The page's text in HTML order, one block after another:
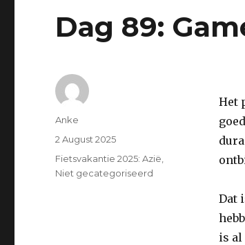
Dag 89:
Het
Dat
is al
Author
Anke
Posted
on
2 August 2025
Categories
Fietsvakantie 2025: Azië
Niet gecategoriseerd